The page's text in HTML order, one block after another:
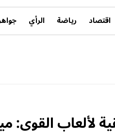
اقتصاد رياضة الرأي
لألعاب القوى: